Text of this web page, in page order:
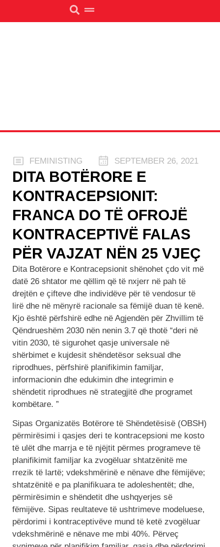
FEMINISTING SEPTEMBER 26, 2021
DITA BOTËRORE E
KONTRACEPSIONIT:
FRANCA DO TË OFROJË
KONTRACEPTIVË FALAS
PËR VAJZAT NËN 25 VJEÇ
Dita Botërore e Kontracepsionit shënohet çdo vit më
datë 26 shtator me qëllim që të nxjerr në pah të
drejtën e çifteve dhe individëve për të vendosur të
lirë dhe në mënyrë racionale sa fëmijë duan të kenë.
Kjo është përfshirë edhe në Agjendën për Zhvillim të
Qëndrueshëm 2030 nën nenin 3.7 që thotë “deri në
vitin 2030, të sigurohet qasje universale në
shërbimet e kujdesit shëndetësor seksual dhe
riprodhues, përfshirë planifikimin familjar,
informacionin dhe edukimin dhe integrimin e
shëndetit riprodhues në strategjitë dhe programet
kombëtare. ”
Sipas Organizatës Botërore të Shëndetësisë (OBSH)
përmirësimi i qasjes deri te kontracepsioni me kosto
të ulët dhe marrja e të njëjtit përmes programeve të
planifikimit familjar ka zvogëluar shtatzënitë me
rrezik të lartë; vdekshmërinë e nënave dhe fëmijëve;
shtatzënitë e pa planifikuara te adoleshentët; dhe,
përmirësimin e shëndetit dhe ushqyerjes së
fëmijëve. Sipas reultateve të ushtrimeve modeluese,
përdorimi i kontraceptivëve mund të ketë zvogëluar
vdekshmërinë e nënave me mbi 40%. Përveç